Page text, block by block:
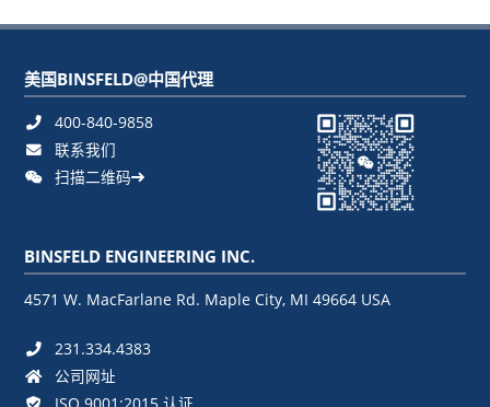
美国BINSFELD@中国代理
400-840-9858
联系我们
扫描二维码
BINSFELD ENGINEERING INC.
4571 W. MacFarlane Rd. Maple City, MI 49664 USA
231.334.4383
公司网址